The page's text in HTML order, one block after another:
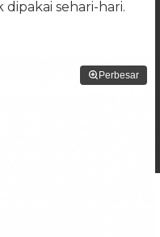
sehari-hari.
Perbesar